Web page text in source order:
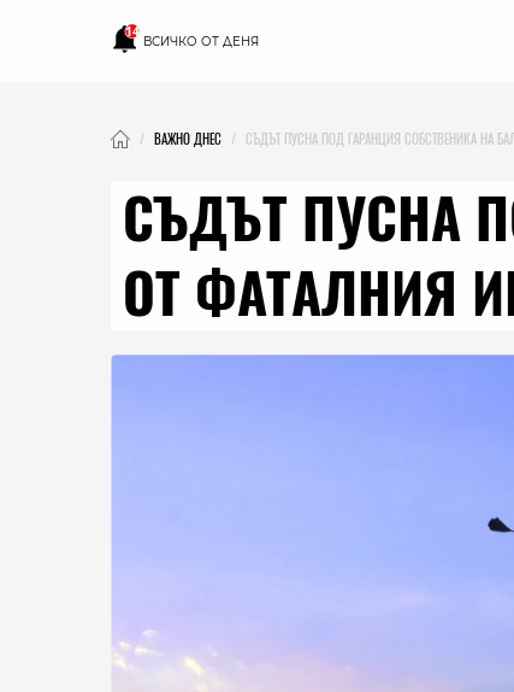
14
ВСИЧКО ОТ ДЕНЯ
ВАЖНО ДНЕС СЪДЪТ ПУСНА ПОД ГАРАНЦИЯ СОБСТВЕНИКА НА
СЪДЪТ ПУСНА
ОТ ФАТАЛНИЯ